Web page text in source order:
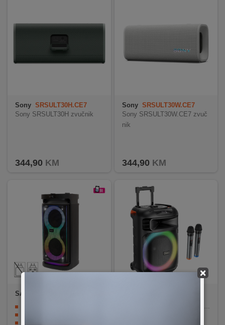
×
Sony SRSULT30H.CE7
Sony SRSULT30H zvučnik
344,90 KM
Sony SRSULT30W.CE7
Sony SRSULT30W.CE7 zvuč
nik
344,90 KM
SAL